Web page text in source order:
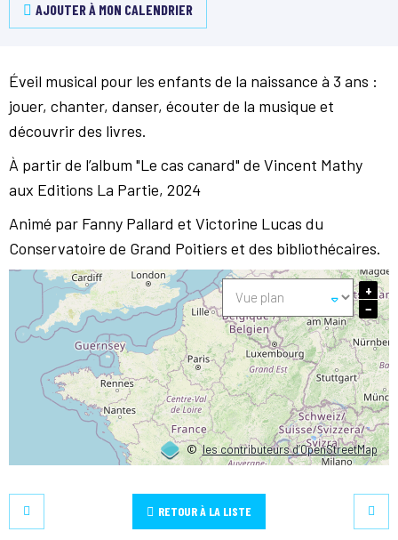
AJOUTER À MON CALENDRIER
Éveil musical pour les enfants de la naissance à 3 ans :
jouer, chanter, danser, écouter de la musique et
découvrir des livres.
À partir de l’album "Le cas canard" de Vincent Mathy
aux Editions La Partie, 2024
Animé par Fanny Pallard et Victorine Lucas du
Conservatoire de Grand Poitiers et des bibliothécaires.
©les contributeurs d’OpenStreetMap
+
−
RETOUR À LA LISTE